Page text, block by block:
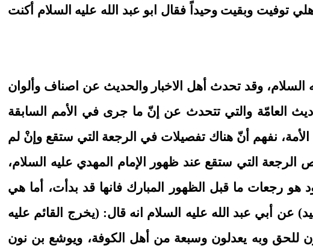
توفيت وبقيت وحيداً فقال ابو عبد الله عليه السلام أكنت
السلام، وقد تحدث أهل الاخبار والحديث عن اصناف وألوان
العامّة والتي تتحدث عن إنّ ما جرى في الأمم السابقة
نفهم أنّ هناك تفصيلات في الرجعة التي ستقع وإنْ لم
التي ستقع عند ظهور الإمام المهدي عليه السلام،
هو رجعات ما قبل الظهور المبارك فانها قد بدأت، أما هي
عن أبي عبد الله عليه السلام انه قال: (يخرج القائم عليه
وبه يعدلون وسبعة من أهل الكوفة، ويوشع بن نون